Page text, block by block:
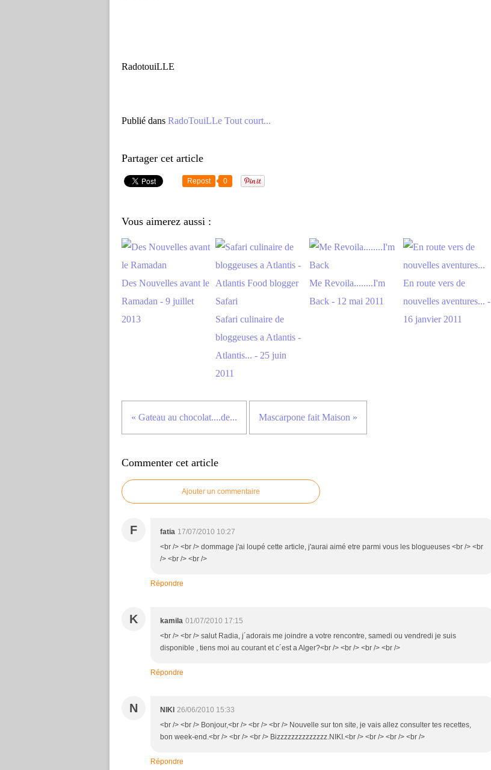
RadotouiLLE
Publié dans RadoTouiLLe Tout court...
Partager cet article
Repost 0
Vous aimerez aussi :
Des Nouvelles avant le
Ramadan - 9 juillet
2013
Safari culinaire de
bloggeuses a Atlantis -
Atlantis... - 25 juin
2011
Me Revoila........I'm
Back - 12 mai 2011
En route vers de
nouvelles aventures... -
16 janvier 2011
« Gateau au chocolat....de... Mascarpone fait Maison »
Commenter cet article
Ajouter un commentaire
F fatia 17/07/2010 10:27
<br /> <br /> dommage j'ai loupé cette article, j'aurai aimé etre parmi vous les blogueuses <br /> <br
/> <br /> <br />
Répondre
K kamila 01/07/2010 17:15
<br /> <br /> salut Radia, j´adorais me joindre a votre rencontre, samedi ou vendredi je suis
disponible , tiens moi au courant et c´est a Alger?<br /> <br /> <br /> <br />
Répondre
N NIKI 26/06/2010 15:33
<br /> <br /> Bonjour,<br /> <br /> <br /> Nouvelle sur ton site, je vais allez consulter tes recettes,
bon week-end.<br /> <br /> <br /> Bizzzzzzzzzzzzzz.NIKI.<br /> <br /> <br /> <br />
Répondre